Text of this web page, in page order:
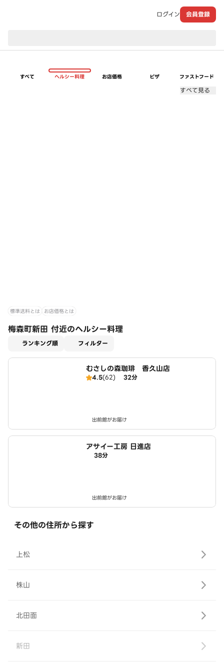
ログイン 会員登録
すべて ヘルシー料理 お店価格 ピザ ファストフード
すべて見る
標準送料とは お店価格とは
梅森町新田 付近のヘルシー料理
ランキング順 フィルター
むさしの森珈琲 香久山店
4.5(62) 32分
出前館がお届け
アサイー工房 日進店
38分
出前館がお届け
その他の住所から探す
上松
株山
北田面
新田